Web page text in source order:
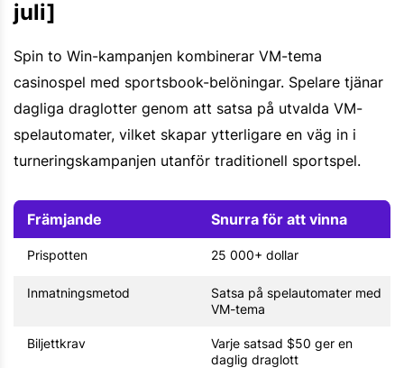
juli]
Spin to Win-kampanjen kombinerar VM-tema
casinospel med sportsbook-belöningar. Spelare tjänar
dagliga draglotter genom att satsa på utvalda VM-
spelautomater, vilket skapar ytterligare en väg in i
turneringskampanjen utanför traditionell sportspel.
Främjande Snurra för att vinna
Prispotten 25 000+ dollar
Inmatningsmetod
Satsa på spelautomater med
VM-tema
Biljettkrav
Varje satsad $50 ger en
daglig draglott